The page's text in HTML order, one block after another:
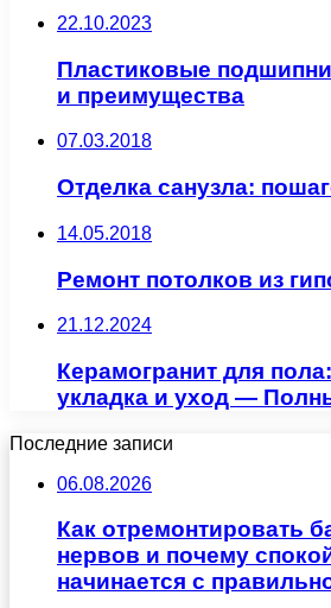
22.10.2023
Пластиковые
и преимущества
07.03.2018
Отделка санузла:
14.05.2018
Ремонт потолков из
21.12.2024
Керамогранит для
укладка и уход —
Последние записи
06.08.2026
Как отремонтировать
нервов и почему
начинается с